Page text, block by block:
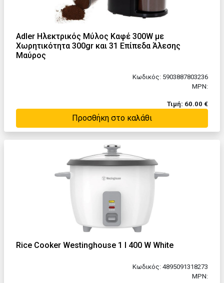
Adler Ηλεκτρικός Μύλος Καφέ 300W με
Χωρητικότητα 300gr και 31 Επίπεδα Άλεσης
Μαύρος
Κωδικός: 5903887803236
MPN:
Τιμή: 60.00 €
Προσθήκη στο καλάθι
Rice Cooker Westinghouse 1 l 400 W White
Κωδικός: 4895091318273
MPN: